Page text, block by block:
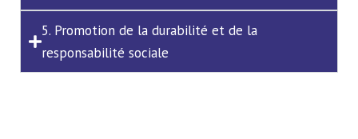
5. Promotion de la durabilité et de la
responsabilité sociale